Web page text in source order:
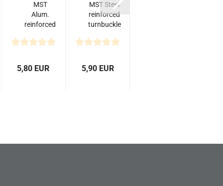
MST
Alum.
reinforced
3X20
5,80 EUR
MST Steel
reinforced
turnbuckle
5,90 EUR